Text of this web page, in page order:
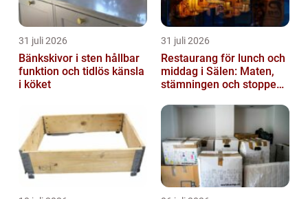
31 juli 2026
Bänkskivor i sten hållbar
funktion och tidlös känsla
i köket
31 juli 2026
Restaurang för lunch och
middag i Sälen: Maten,
stämningen och stoppen